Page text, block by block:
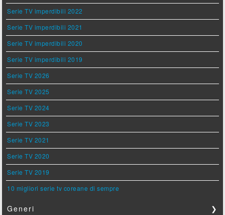
Serie TV imperdibili 2022
Serie TV imperdibili 2021
Serie TV imperdibili 2020
Serie TV imperdibili 2019
Serie TV 2026
Serie TV 2025
Serie TV 2024
Serie TV 2023
Serie TV 2021
Serie TV 2020
Serie TV 2019
10 migliori serie tv coreane di sempre
Generi ❯